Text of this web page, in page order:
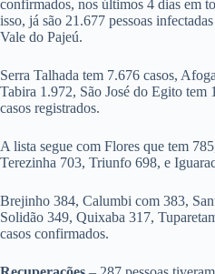
confirmados, nos últimos 4 dias em
isso, já são 21.677 pessoas
Vale do Pajeú.
Serra Talhada tem 7.676 casos,
Tabira 1.972, São José do Egito tem
casos registrados.
A lista segue com Flores que tem
Terezinha 703, Triunfo 698, e
Brejinho 384, Calumbi com 383,
Solidão 349, Quixaba 317,
casos confirmados.